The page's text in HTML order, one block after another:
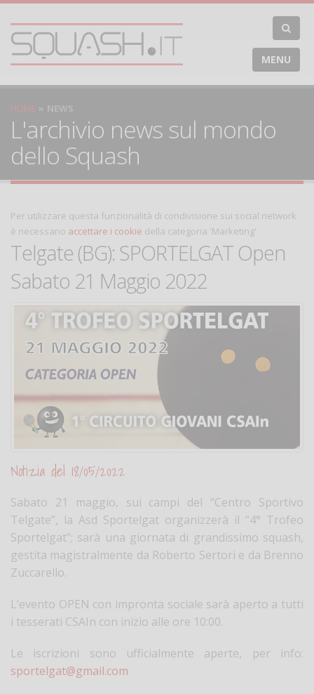
MENU
HOME NEWS
L'archivio news sul mondo
dello Squash
Per utilizzare questa funzionalità di condivisione sui social network
è necessario accettare i cookie della categoria 'Marketing'
Telgate (BG): SPORTELGAT Open
Sabato 21 Maggio 2022
Notizia del 18/05/2022
Sabato 21 maggio, sui campi del “Centro Sportivo
Telgate”, la Asd Sportelgat organizzerà il “4° Trofeo
Sportelgat”; sarà una giornata di grandissimo squash,
gestita magistralmente da Roberto Sertori e da Brenno
Zuccarello.
L’evento OPEN con impronta sociale sarà aperto a tutti
i tesserati CSAIn con inizio alle ore 10:00.
Le iscrizioni sono ufficialmente aperte, per info:
sportelgat@gmail.com